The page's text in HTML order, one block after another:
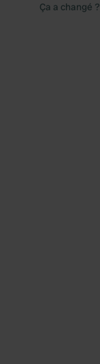
Ça a changé ?